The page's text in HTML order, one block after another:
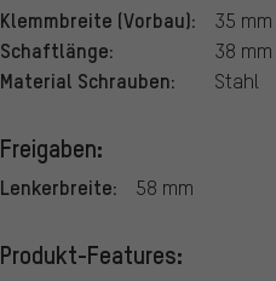
Klemmbreite (Vorbau): 35 mm
Schaftlänge: 38 mm
Material Schrauben: Stahl
Freigaben:
Lenkerbreite: 58 mm
Produkt-Features: